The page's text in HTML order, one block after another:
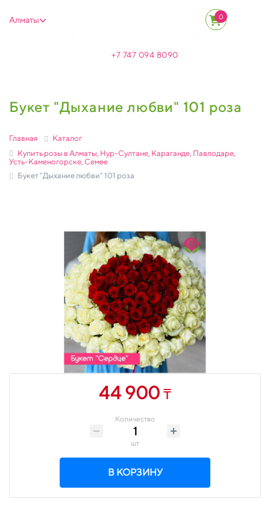
Алматы 0
+7 747 094 8090
Букет "Дыхание любви" 101 роза
Главная
Каталог
Купить розы в Алматы, Нур-Султане, Караганде, Павлодаре,
Усть-Каменогорске, Семее
Букет "Дыхание любви" 101 роза
44 900 ₸
Количество
шт
В КОРЗИНУ